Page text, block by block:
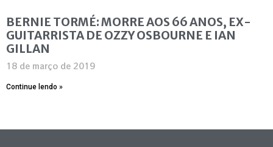
BERNIE TORMÉ: MORRE AOS 66 ANOS, EX-
GUITARRISTA DE OZZY OSBOURNE E IAN
GILLAN
18 de março de 2019
Continue lendo »